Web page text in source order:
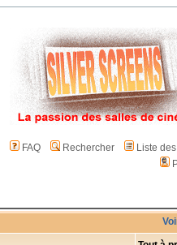
FAQ Rechercher
Liste